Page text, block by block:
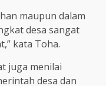
maupun dalam
desa sangat
kata Toha.
juga menilai
desa dan